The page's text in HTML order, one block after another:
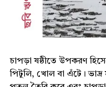
চাপড়া ষষ্ঠীতে উপকরণ
পিটুলি, খোল বা এঁটে। ভাদ্র